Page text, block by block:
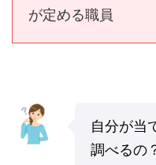
が定める職員
自分が当
調べるの